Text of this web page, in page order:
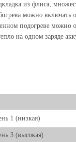
из флиса,
можно
подогреве можно
на одном заряде
1 (низкая)
3 (высокая)